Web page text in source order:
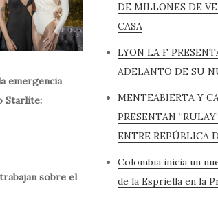
emergencia
Starlite:
sobre el
DE MILLONES DE
CASA
LYON LA F
ADELANTO DE SU
MENTEABIERTA Y
PRESENTAN
ENTRE REPÚBLICA
Colombia inicia un
de la Espriella en la